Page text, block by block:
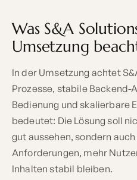
Was S&A
Umsetzung
In der Umsetzung achtet
Prozesse, stabile
Bedienung und skalierbare
bedeutet: Die Lösung soll
gut aussehen, sondern
Anforderungen, mehr
Inhalten stabil bleiben.